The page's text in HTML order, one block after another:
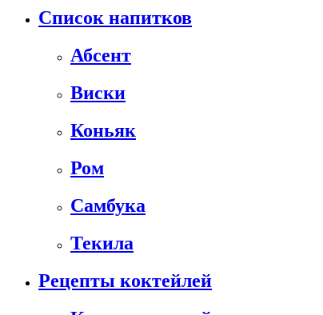
Список напитков
Абсент
Виски
Коньяк
Ром
Самбука
Текила
Рецепты коктейлей